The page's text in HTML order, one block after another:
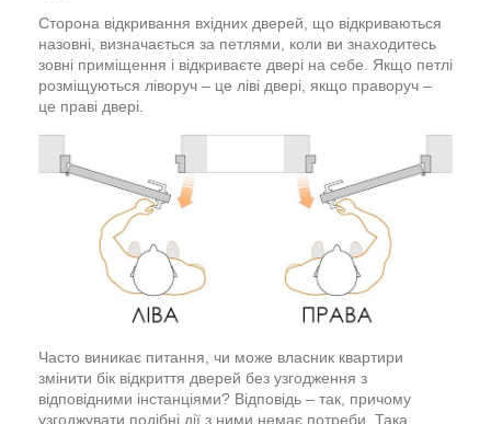
Сторона відкривання вхідних дверей, що відкриваються
назовні, визначається за петлями, коли ви знаходитесь
зовні приміщення і відкриваєте двері на себе. Якщо петлі
розміщуються ліворуч – це ліві двері, якщо праворуч –
це праві двері.
Часто виникає питання, чи може власник квартири
змінити бік відкриття дверей без узгодження з
відповідними інстанціями? Відповідь – так, причому
узгоджувати подібні дії з ними немає потреби. Така